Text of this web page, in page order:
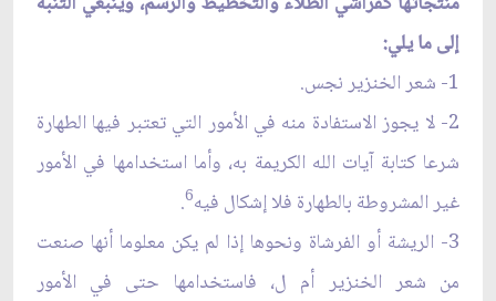
إلى ما يلي:
1- شعر الخنزير نجس.
2- لا يجوز الاستفادة منه في الأمور التي تعتبر فيها الطهارة
شرعا كتابة آيات الله الكريمة به، وأما استخدامها في الأمور
غير المشروطة بالطهارة فلا إشكال فيه6
.
3- الريشة أو الفرشاة ونحوها إذا لم يكن معلوما أنها صنعت
من شعر الخنزير أم ل، فاستخدامها حتى في الأمور